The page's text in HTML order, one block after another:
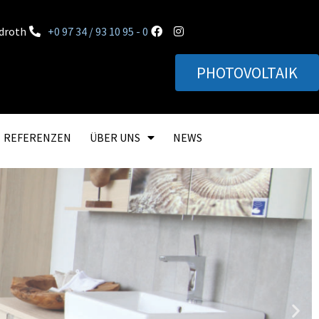
+0 97 34 / 93 10 95 - 0
PHOTOVOLTAIK
REFERENZEN ÜBER UNS NEWS